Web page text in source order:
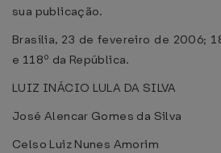
sua publicação.
Brasília, 23 de fevereiro de 2006;
e 118º da República.
LUIZ INÁCIO LULA DA SILVA
José Alencar Gomes da Silva
Celso Luiz Nunes Amorim